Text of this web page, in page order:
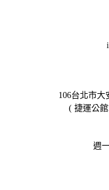
106台北市大
( 捷運公
週